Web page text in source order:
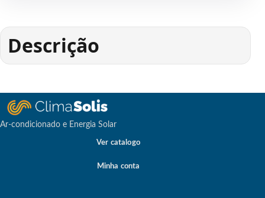
Descrição
Ar-condicionado e Energia Solar
Ver catalogo
Minha conta